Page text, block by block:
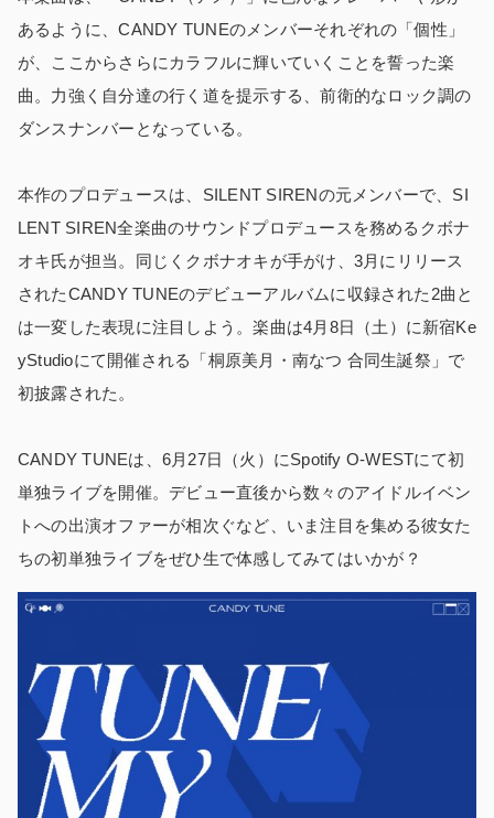
あるように、CANDY TUNEのメンバーそれぞれの「個性」
が、ここからさらにカラフルに輝いていくことを誓った楽
曲。力強く自分達の行く道を提示する、前衛的なロック調の
ダンスナンバーとなっている。
本作のプロデュースは、SILENT SIRENの元メンバーで、SI
LENT SIREN全楽曲のサウンドプロデュースを務めるクボナ
オキ氏が担当。同じくクボナオキが手がけ、3月にリリース
されたCANDY TUNEのデビューアルバムに収録された2曲と
は一変した表現に注目しよう。楽曲は4月8日（土）に新宿Ke
yStudioにて開催される「桐原美月・南なつ 合同生誕祭」で
初披露された。
CANDY TUNEは、6月27日（火）にSpotify O-WESTにて初
単独ライブを開催。デビュー直後から数々のアイドルイベン
トへの出演オファーが相次ぐなど、いま注目を集める彼女た
ちの初単独ライブをぜひ生で体感してみてはいかが？